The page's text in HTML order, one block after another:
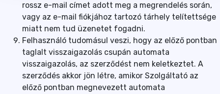
rossz e-mail címet adott meg a megrendelés során,
vagy az e-mail fiókjához tartozó tárhely telítettsége
miatt nem tud üzenetet fogadni.
Felhasználó tudomásul veszi, hogy az előző pontban
taglalt visszaigazolás csupán automata
visszaigazolás, az szerződést nem keletkeztet. A
szerződés akkor jön létre, amikor Szolgáltató az
előző pontban megnevezett automata